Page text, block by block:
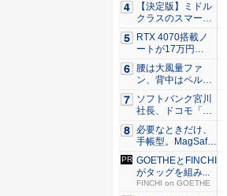
【決定版】ミドル
クラスのスマート
フォンの...
RTX 4070搭載ノ
ートが17万円
台。...
腰は大風量ファ
ン、背中はペルチ
ェ冷却。ダ...
ソフトバンク宮川
社長、ドコモ「ah
amo...
必要なときだけ、
手帳型。MagSaf
e・...
GOETHEとFINCHI
がタッグを組み...
FINCHI on GOETHE